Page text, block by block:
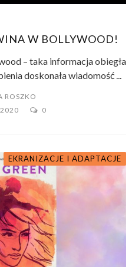
W BOLLYWOOD!
– taka informacja obiegła
doskonała wiadomość ...
ROSZKO
0
EKRANIZACJE I ADAPTACJE